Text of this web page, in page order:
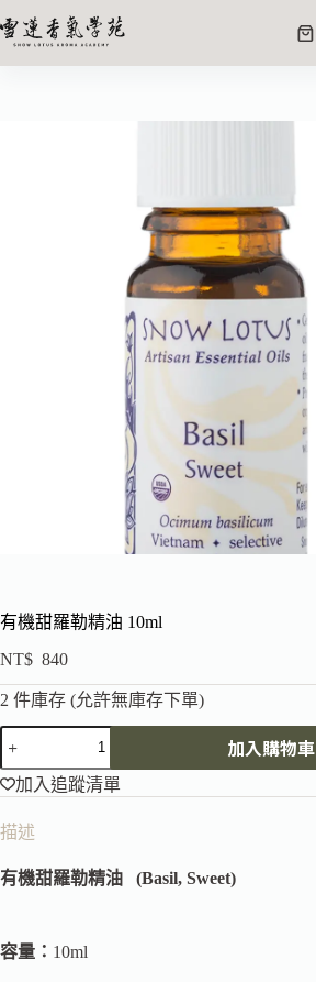
有機甜羅勒精油 10ml
NT$ 840
2 件庫存 (允許無庫存下單)
加入購物車
加入追蹤清單
描述
有機甜羅勒精油 (Basil, Sweet)
容量： 10ml